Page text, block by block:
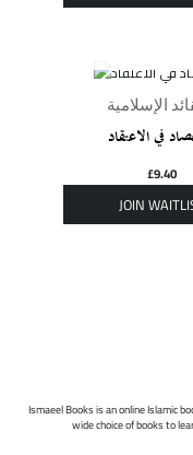
الإسلامية
في الاعتقاد
£9.40
Ismaeel Books is an online Islamic
wide choice of books to